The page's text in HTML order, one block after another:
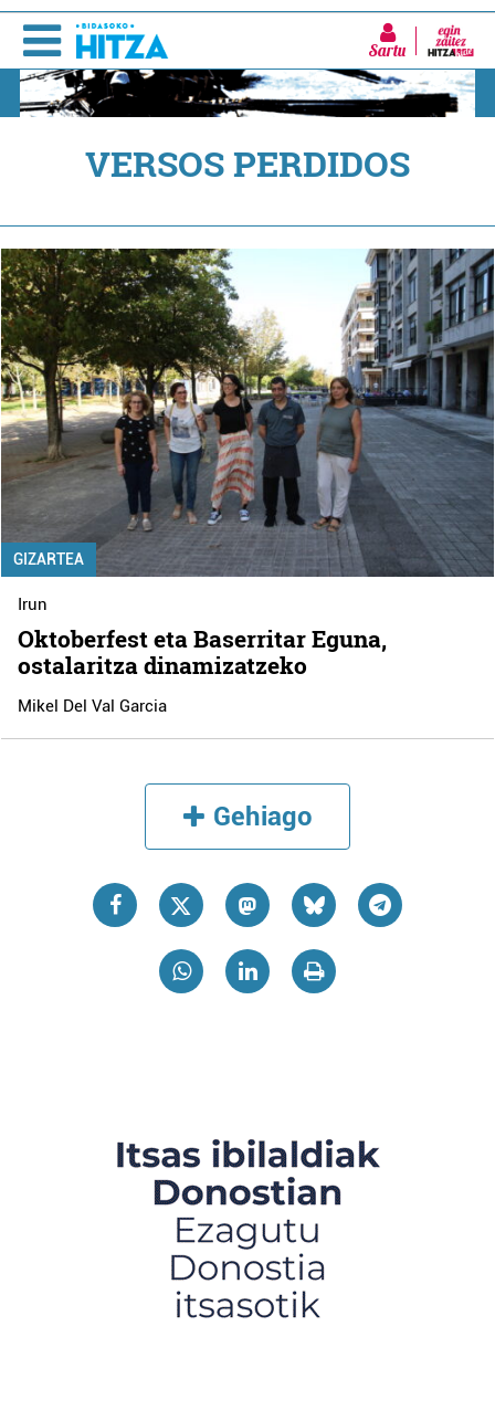
Sartu
VERSOS PERDIDOS
GIZARTEA
Irun
Oktoberfest eta Baserritar Eguna,
ostalaritza dinamizatzeko
Mikel Del Val Garcia
Gehiago